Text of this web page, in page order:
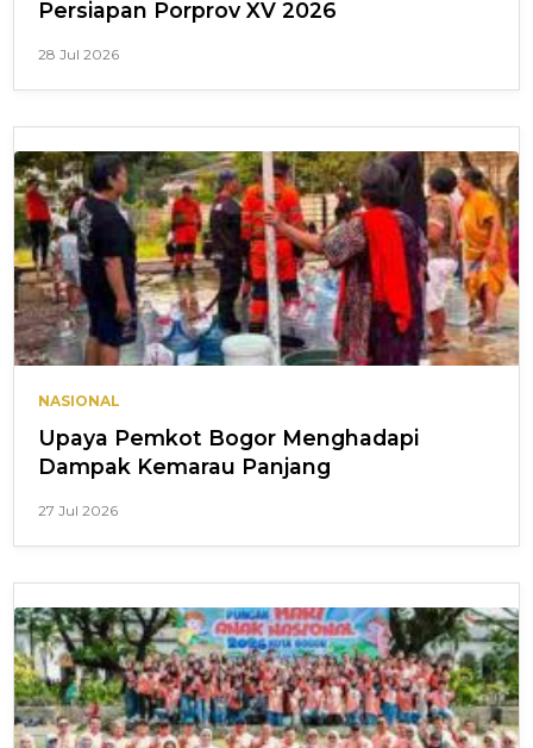
Persiapan Porprov XV 2026
28 Jul 2026
NASIONAL
Upaya Pemkot Bogor Menghadapi
Dampak Kemarau Panjang
27 Jul 2026